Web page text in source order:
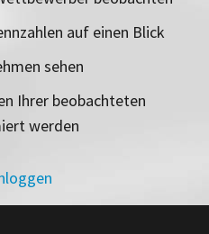
auf einen Blick
sehen
Ihrer beobachteten
werden